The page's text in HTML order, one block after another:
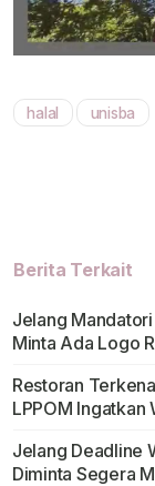
halal unisba
Berita Terkait
Jelang
Minta Ada Logo
Restoran
LPPOM
Jelang Deadline
Diminta Segera